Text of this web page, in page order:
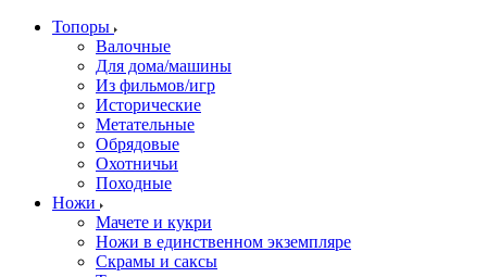
Топоры
Валочные
Для дома/машины
Из фильмов/игр
Исторические
Метательные
Обрядовые
Охотничьи
Походные
Ножи
Мачете и кукри
Ножи в единственном экземпляре
Скрамы и саксы